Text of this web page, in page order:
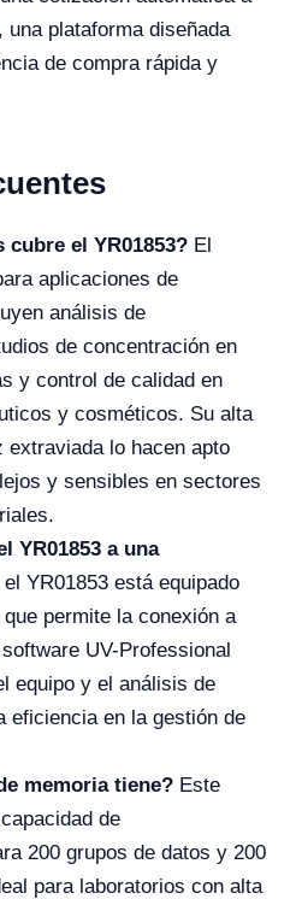
, una plataforma diseñada
de compra rápida y
cubre el YR01853? El
aplicaciones de
análisis de
de concentración en
y control de calidad en
y cosméticos. Su alta
extraviada lo hacen apto
y sensibles en sectores
YR01853 a una
YR01853 está equipado
permite la conexión a
UV-Professional
equipo y el análisis de
eficiencia en la gestión de
memoria tiene? Este
de
200 grupos de datos y 200
para laboratorios con alta